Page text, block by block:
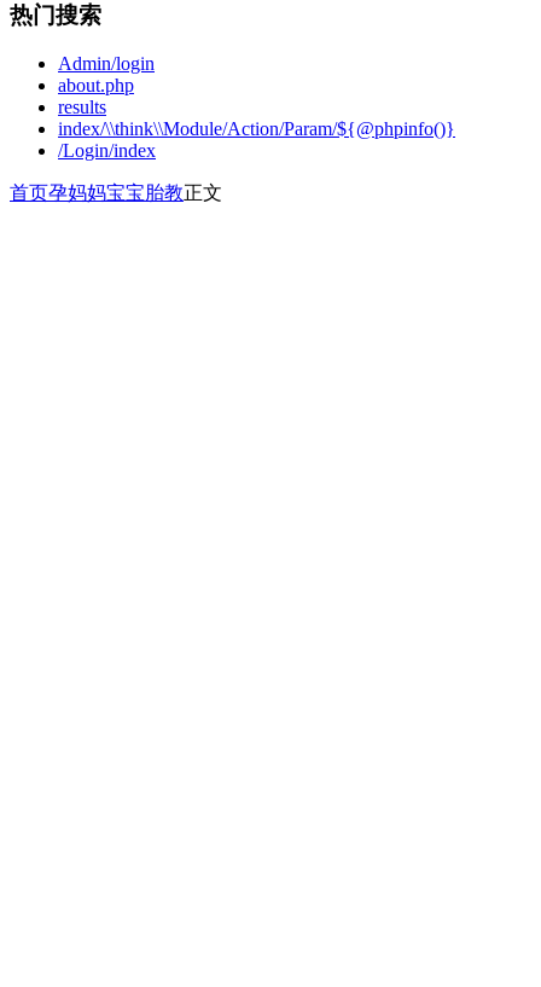
热门搜索
Admin/login
about.php
results
index/\\think\\Module/Action/Param/${@phpinfo()}
/Login/index
首页孕妈妈宝宝胎教正文